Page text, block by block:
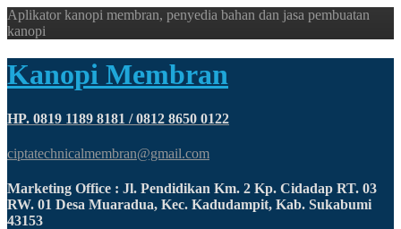
Aplikator kanopi membran, penyedia bahan dan jasa pembuatan
kanopi
Kanopi Membran
HP. 0819 1189 8181 / 0812 8650 0122
ciptatechnicalmembran@gmail.com
Marketing Office : Jl. Pendidikan Km. 2 Kp. Cidadap RT. 03
RW. 01 Desa Muaradua, Kec. Kadudampit, Kab. Sukabumi
43153